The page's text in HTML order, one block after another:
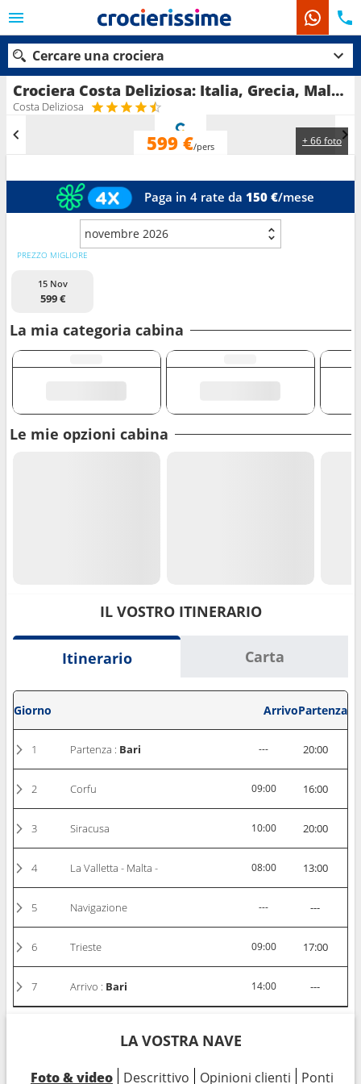
Crociera Costa Deliziosa: Italia, Grecia, Malta in partenza da Bari
Costa Deliziosa
+ 66 foto
599 €/pers
Paga in 4 rate da 150 €/mese
novembre 2026
PREZZO MIGLIORE
15 Nov
599 €
La mia categoria cabina
Le mie opzioni cabina
IL VOSTRO ITINERARIO
Itinerario Carta
Giorno ArrivoPartenza
1 Partenza : Bari --- 20:00
2 Corfu 09:00 16:00
3 Siracusa 10:00 20:00
4 La Valletta - Malta - 08:00 13:00
5 Navigazione --- ---
6 Trieste 09:00 17:00
7 Arrivo : Bari 14:00 ---
LA VOSTRA NAVE
Foto & video Descrittivo Opinioni clienti Ponti
Cercare una crociera
Le nostre destinazioni
Mesi di partenza
Porti Compagnie